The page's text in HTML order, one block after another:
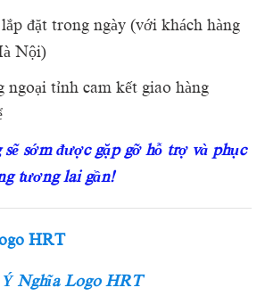
đặt trong ngày (với khách hàng
Nội)
ngoại tỉnh cam kết giao hàng
sớm được gặp gỡ hỗ trợ và phục
tương lai gần!
HRT
Ý Nghĩa Logo HRT